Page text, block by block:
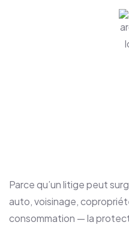
Parce qu’un litige peut
auto, voisinage,
consommation — la